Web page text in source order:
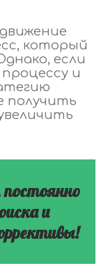
который
если
и
получить
и